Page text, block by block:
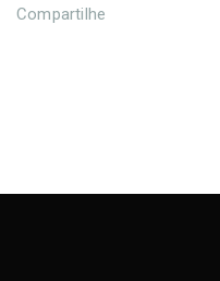
Compartilhe